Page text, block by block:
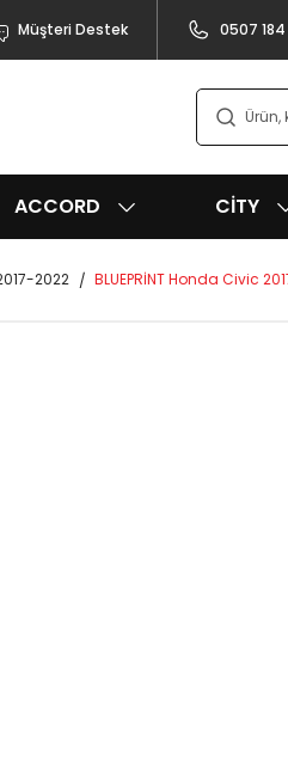
Müşteri Destek 0507
ACCORD CITY
2022 BLUEPRİNT Honda Civic